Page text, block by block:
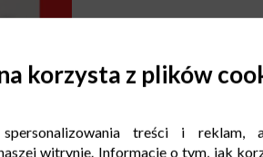
korzysta z plików
treści i reklam,
witrynie. Informacje o tym, jak